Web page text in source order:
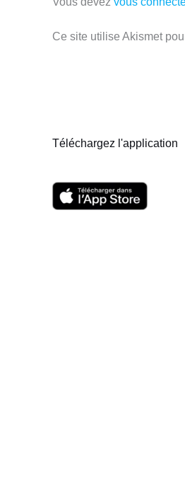
Ce site utilise Akismet
Téléchargez l'application